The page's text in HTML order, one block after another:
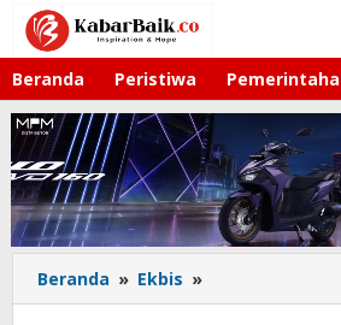
Lewati
konten
Beranda Peristiwa
Beranda » Ekbis »
Kepercayaan